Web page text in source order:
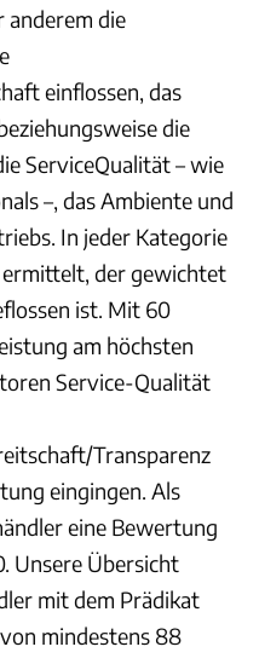
anderem die
einflossen, das
die
ServiceQualität – wie
–, das Ambiente und
In jeder Kategorie
der gewichtet
ist. Mit 60
am höchsten
Service-Qualität
Transparenz
eingingen. Als
eine Bewertung
Unsere Übersicht
mit dem Prädikat
mindestens 88